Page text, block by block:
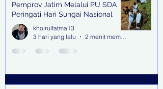
Pemprov Jatim Melalui PU SDA
Peringati Hari Sungai Nasional
khoirulfatma13
3 hari yang lalu
2 menit membaca